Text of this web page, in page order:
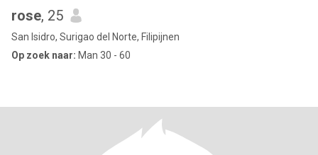
rose, 25
San Isidro, Surigao del Norte, Filipijnen
Op zoek naar: Man 30 - 60